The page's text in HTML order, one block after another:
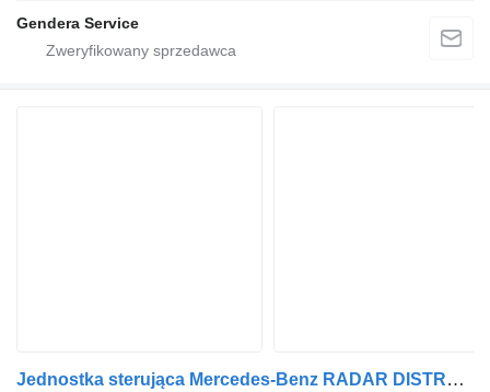
Gendera Service
Jednostka sterująca Mercedes-Benz RADAR DISTRONIC CZUJNIK A0004462749 do ciągnika siodłowego Mercedes-Benz ACTROS ATEGO ANTOS